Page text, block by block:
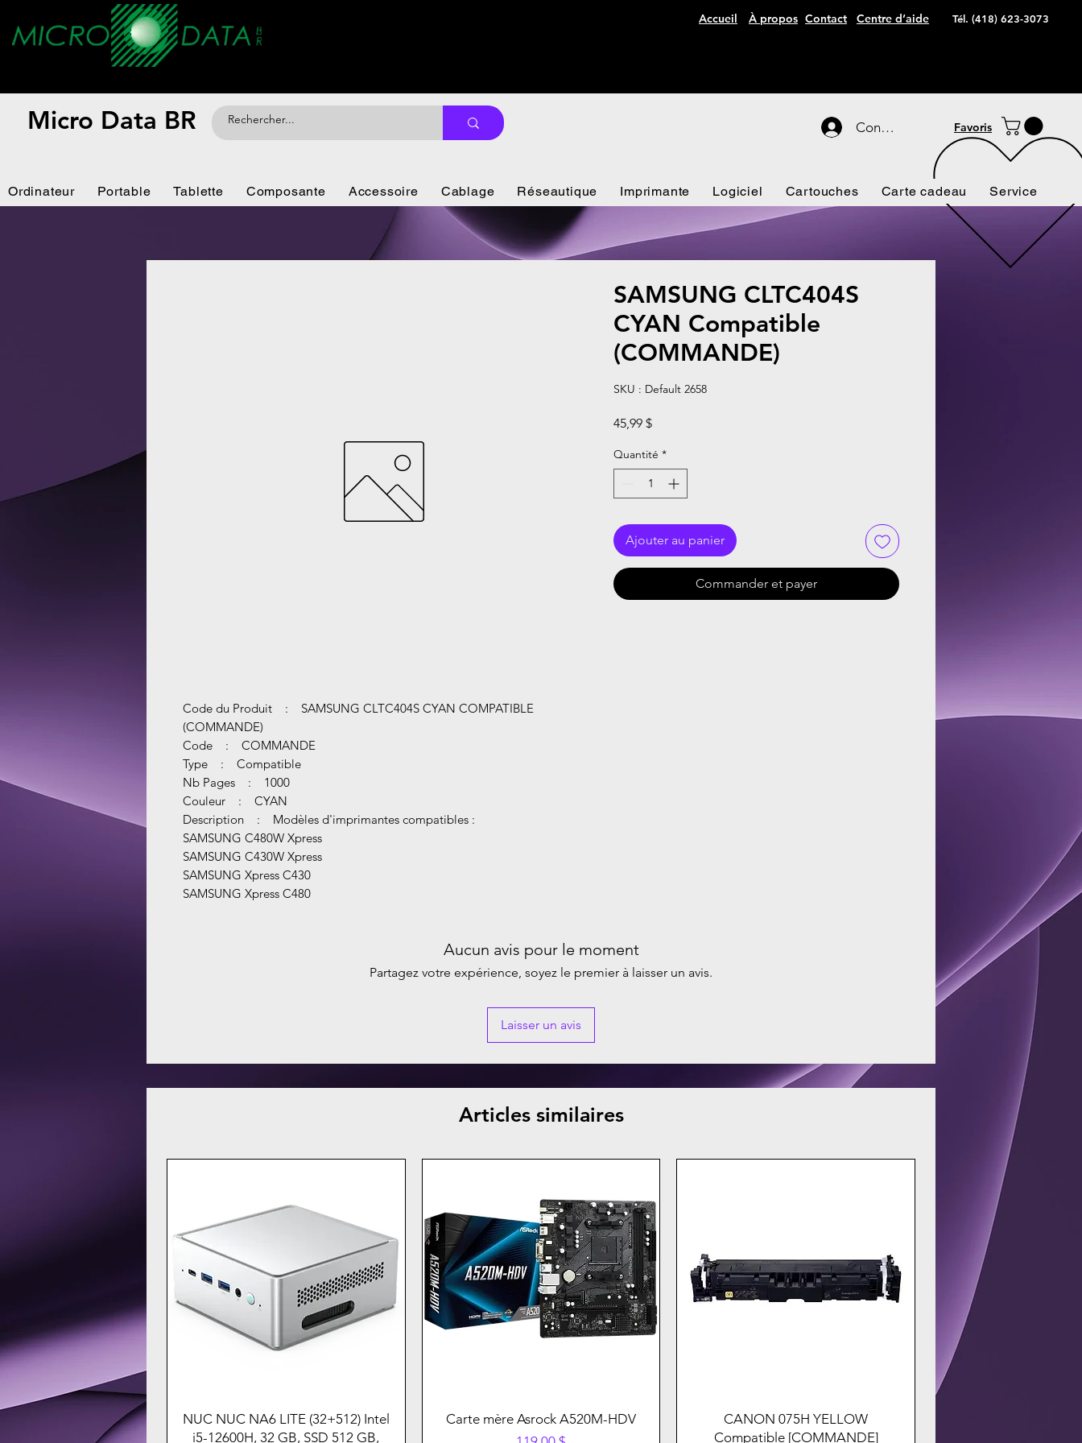
Accueil À propos Contact Centre d’aide Tél. (418) 623-3073
Micro Data BR Connexion Favoris
Ordinateur Portable Tablette Composante Accessoire Cablage Réseautique Imprimante Logiciel Cartouches Carte cadeau Service
Code du Produit : SAMSUNG CLTC404S CYAN COMPATIBLE
(COMMANDE)
Code : COMMANDE
Type : Compatible
Nb Pages : 1000
Couleur : CYAN
Description : Modèles d'imprimantes compatibles :
SAMSUNG C480W Xpress
SAMSUNG C430W Xpress
SAMSUNG Xpress C430
SAMSUNG Xpress C480
SAMSUNG CLTC404S
CYAN Compatible
(COMMANDE)
SKU : Default 2658
45,99 $Prix
Quantité *
Ajouter au panier
Commander et payer
Aucun avis pour le moment
Partagez votre expérience, soyez le premier à laisser un avis.
Laisser un avis
Articles similaires
NUC NUC NA6 LITE (32+512) Intel
i5-12600H, 32 GB, SSD 512 GB,
Carte mère Asrock A520M-HDV
CANON 075H YELLOW
Compatible [COMMANDE]